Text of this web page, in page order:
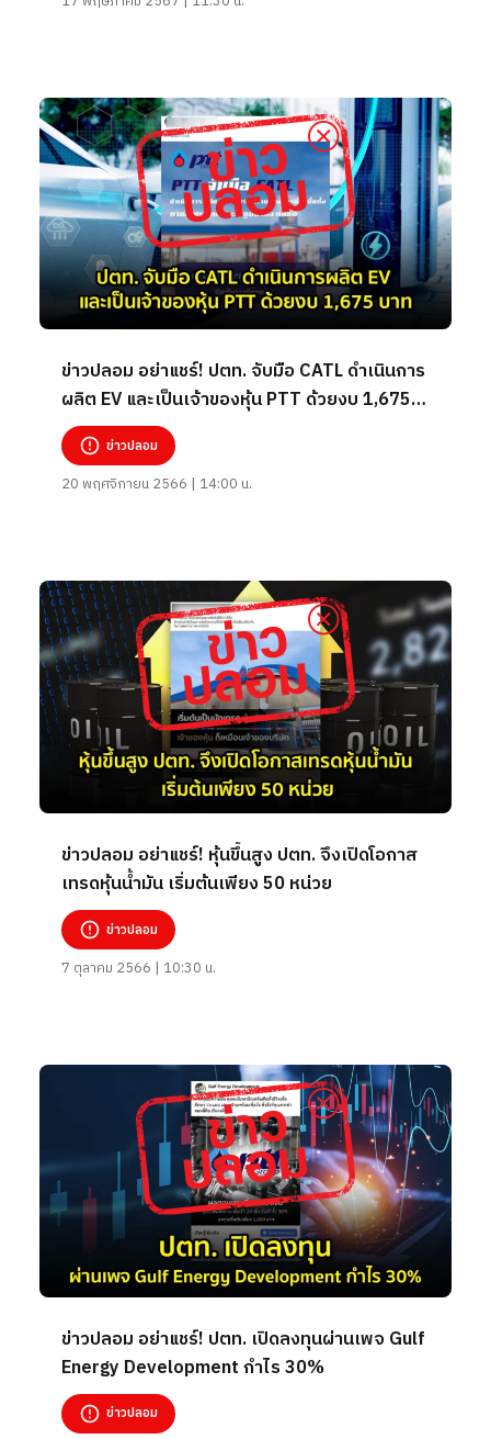
ข่าวปลอม อย่าแชร์! ปตท. จับมือ CATL ดำเนินการ
ผลิต EV และเป็นเจ้าของหุ้น PTT ด้วยงบ 1,675
บาท
ข่าวปลอม
20 พฤศจิกายน 2566 | 14:00 น.
ข่าวปลอม อย่าแชร์! หุ้นขึ้นสูง ปตท. จึงเปิดโอกาส
เทรดหุ้นน้ำมัน เริ่มต้นเพียง 50 หน่วย
ข่าวปลอม
7 ตุลาคม 2566 | 10:30 น.
ข่าวปลอม อย่าแชร์! ปตท. เปิดลงทุนผ่านเพจ Gulf
Energy Development กำไร 30%
ข่าวปลอม